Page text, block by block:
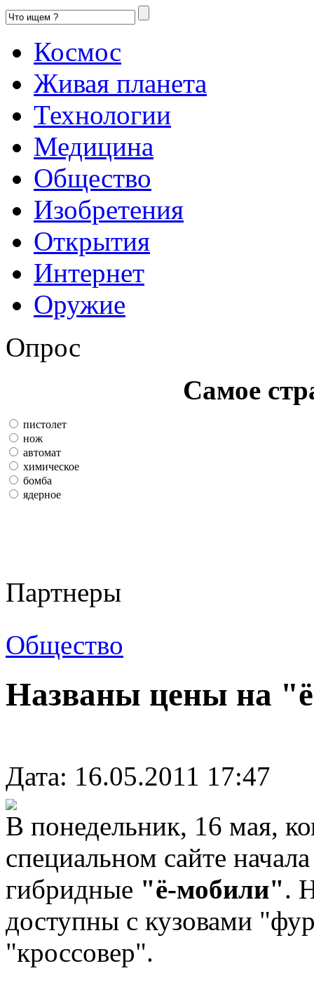
Космос
Живая планета
Технологии
Медицина
Общество
Изобретения
Открытия
Интернет
Оружие
Опрос
Самое
пистолет
нож
автомат
химическое
бомба
ядерное
Партнеры
Общество
Названы цены на
Дата: 16.05.2011 17:47
В понедельник, 16 мая,
специальном сайте
гибридные "ё-мобили".
доступны с кузовами
"кроссовер".